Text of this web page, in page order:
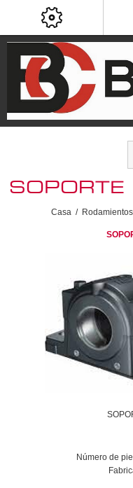
Casa / Rodamientos
Número de